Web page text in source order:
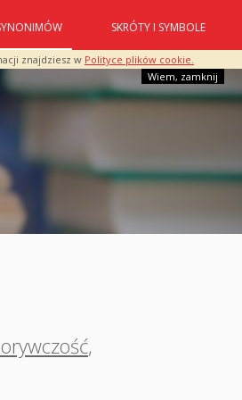
znajdziesz w Polityce plików cookie.
Wiem, zamknij
SKRÓTY I SYMBOLE
,